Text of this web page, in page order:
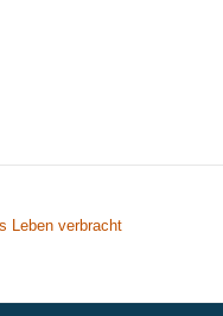
Leben verbracht